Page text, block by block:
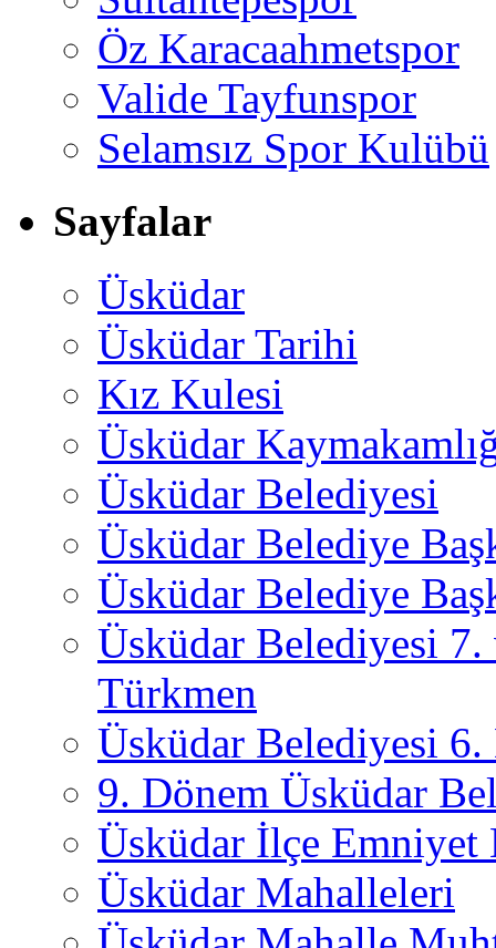
Öz Karacaahmetspor
Valide Tayfunspor
Selamsız Spor Kulübü
Sayfalar
Üsküdar
Üsküdar Tarihi
Kız Kulesi
Üsküdar
Üsküdar Belediyesi
Üsküdar Belediye
Üsküdar Belediye
Üsküdar Belediyesi
Türkmen
Üsküdar Belediyesi 6.
9. Dönem Üsküdar
Üsküdar İlçe
Üsküdar Mahalleleri